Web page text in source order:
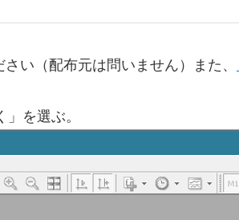
い（配布元は問いません）また、
を選ぶ。